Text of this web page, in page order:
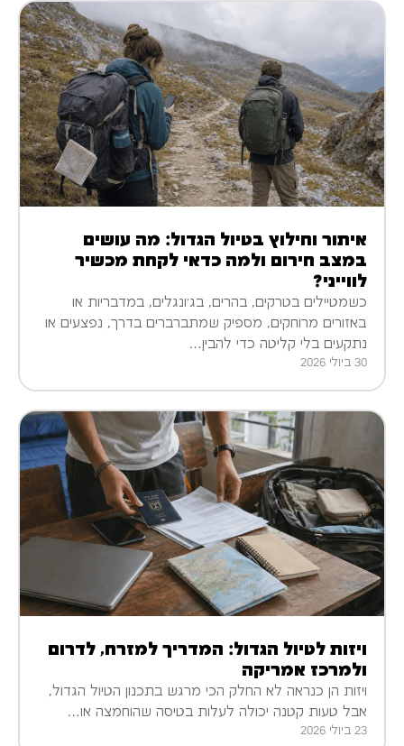
איתור וחילוץ בטיול הגדול: מה עושים
במצב חירום ולמה כדאי לקחת מכשיר
לווייני?
כשמטיילים בטרקים, בהרים, בג׳ונגלים, במדבריות או
באזורים מרוחקים, מספיק שמתברברים בדרך, נפצעים או
נתקעים בלי קליטה כדי להבין…
30 ביולי 2026
ויזות לטיול הגדול: המדריך למזרח, לדרום
ולמרכז אמריקה
ויזות הן כנראה לא החלק הכי מרגש בתכנון הטיול הגדול,
אבל טעות קטנה יכולה לעלות בטיסה שהוחמצה או…
23 ביולי 2026